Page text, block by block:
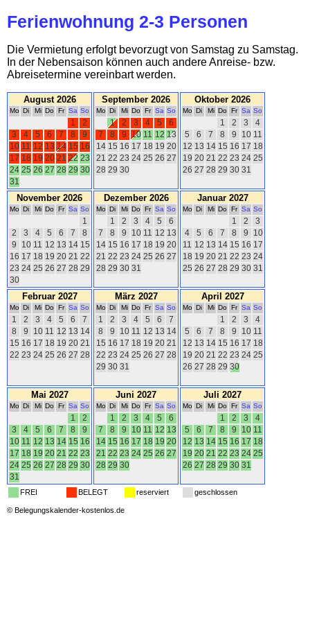
Ferienwohnung 2-3 Personen
Die Vermietung erfolgt bevorzugt von Samstag zu Samstag.
In der Nebensaison können auch andere Anreise- bzw.
Abreisetermine vereinbart werden.
August 2026
Mo Di Mi Do Fr Sa So
1
2
3
4 5 6 7 8
9
10 11 12 13 14 15 16
17 18 19 20 21 22 23
24 25 26 27 28 29 30
31
September 2026
Mo Di Mi Do Fr Sa So
1 2 3 4 5
6
7
8 9 10 11 12 13
14 15 16 17 18 19 20
21 22 23 24 25 26 27
28 29 30
Oktober 2026
Mo Di Mi Do Fr Sa So
1 2 3
4
5
6 7 8 9 10 11
12 13 14 15 16 17 18
19 20 21 22 23 24 25
26 27 28 29 30 31
November 2026
Mo Di Mi Do Fr Sa So
1
2
3 4 5 6 7
8
9
10 11 12 13 14 15
16 17 18 19 20 21 22
23 24 25 26 27 28 29
30
Dezember 2026
Mo Di Mi Do Fr Sa So
1 2 3 4 5
6
7
8 9 10 11 12 13
14 15 16 17 18 19 20
21 22 23 24 25 26 27
28 29 30 31
Januar 2027
Mo Di Mi Do Fr Sa So
1 2
3
4
5 6 7 8 9
10
11 12 13 14 15 16 17
18 19 20 21 22 23 24
25 26 27 28 29 30 31
Februar 2027
Mo Di Mi Do Fr Sa So
1 2 3 4 5 6
7
8
9 10 11 12 13 14
15 16 17 18 19 20 21
22 23 24 25 26 27 28
März 2027
Mo Di Mi Do Fr Sa So
1 2 3 4 5 6
7
8
9 10 11 12 13 14
15 16 17 18 19 20 21
22 23 24 25 26 27 28
29 30 31
April 2027
Mo Di Mi Do Fr Sa So
1 2 3
4
5
6 7 8 9 10 11
12 13 14 15 16 17 18
19 20 21 22 23 24 25
26 27 28 29 30
Mai 2027
Mo Di Mi Do Fr Sa So
1
2
3
4 5 6 7 8
9
10 11 12 13 14 15 16
17 18 19 20 21 22 23
24 25 26 27 28 29 30
31
Juni 2027
Mo Di Mi Do Fr Sa So
1 2 3 4 5
6
7
8 9 10 11 12 13
14 15 16 17 18 19 20
21 22 23 24 25 26 27
28 29 30
Juli 2027
Mo Di Mi Do Fr Sa So
1 2 3
4
5
6 7 8 9 10 11
12 13 14 15 16 17 18
19 20 21 22 23 24 25
26 27 28 29 30 31
FREI BELEGT reserviert geschlossen
© Belegungskalender-kostenlos.de